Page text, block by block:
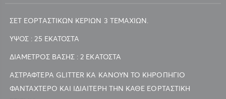
ΣΕΤ ΕΟΡΤΑΣΤΙΚΩΝ ΚΕΡΙΩΝ 3 ΤΕΜΑΧΙΩΝ.
ΥΨΟΣ : 25 ΕΚΑΤΟΣΤΑ
ΔΙΑΜΕΤΡΟΣ ΒΑΣΗΣ : 2 ΕΚΑΤΟΣΤΑ
ΑΣΤΡΑΦΤΕΡΑ GLITTER ΚΑ ΚΑΝΟΥΝ ΤΟ ΚΗΡΟΠΗΓΙΟ
ΦΑΝΤΑΧΤΕΡΟ ΚΑΙ ΙΔΙΑΙΤΕΡΗ ΤΗΝ ΚΑΘΕ ΕΟΡΤΑΣΤΙΚΗ